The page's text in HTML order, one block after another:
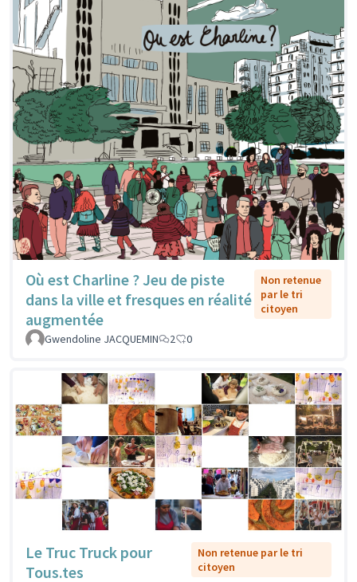
Où est Charline ? Jeu de piste
dans la ville et fresques en réalité
augmentée
Non retenue
par le tri
citoyen
Gwendoline JACQUEMIN 2 0
Le Truc Truck pour
Tous.tes
Non retenue par le tri
citoyen